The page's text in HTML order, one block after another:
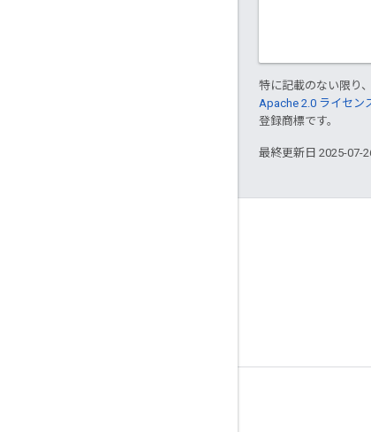
特に記載のない限り
Apache 2.0 ライセン
登録商標です。
最終更新日 2025-07-